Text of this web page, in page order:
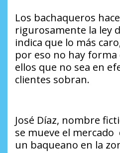
Los bachaqueros
rigurosamente la ley
indica que lo más
por eso no hay
ellos que no sea en
clientes sobran.
José Díaz, nombre
se mueve el
un baqueano en la